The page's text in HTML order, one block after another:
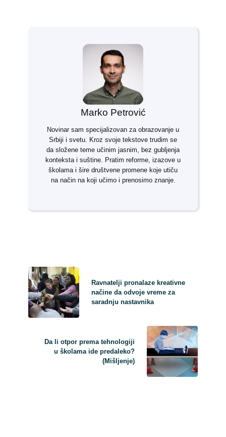
Marko Petrović
Novinar sam specijalizovan za obrazovanje u
Srbiji i svetu. Kroz svoje tekstove trudim se
da složene teme učinim jasnim, bez gubljenja
konteksta i suštine. Pratim reforme, izazove u
školama i šire društvene promene koje utiču
na način na koji učimo i prenosimo znanje.
Ravnatelji pronalaze kreativne
načine da odvoje vreme za
saradnju nastavnika
Da li otpor prema tehnologiji
u školama ide predaleko?
(Mišljenje)